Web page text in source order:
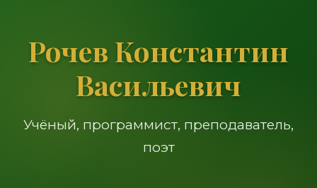
Рочев Константин
Васильевич
Учёный, программист, преподаватель,
поэт